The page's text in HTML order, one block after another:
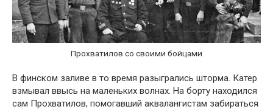
Прохватилов со своими бойцами
В финском заливе в то время разыгрались шторма. Катер
взмывал ввысь на маленьких волнах. На борту находился
сам Прохватилов, помогавший аквалангистам забираться